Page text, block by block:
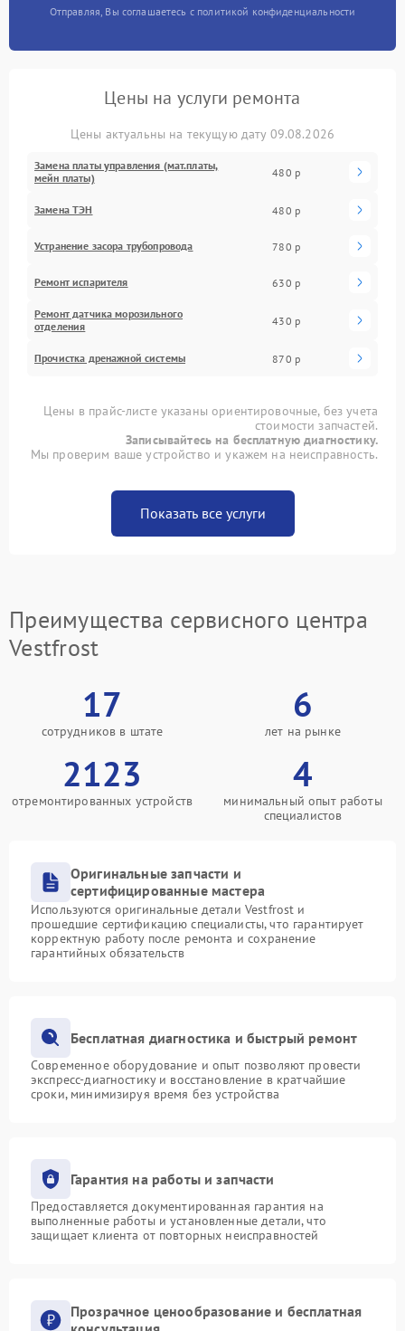
Отправляя, Вы соглашаетесь с политикой конфиденциальности
Цены на услуги ремонта
Цены актуальны на текущую дату 09.08.2026
Замена платы управления (мат.платы,
мейн платы)
480 р
Замена ТЭН 480 р
Устранение засора трубопровода 780 р
Ремонт испарителя 630 р
Ремонт датчика морозильного
отделения
430 р
Прочистка дренажной системы 870 р
Цены в прайс-листе указаны ориентировочные, без учета
стоимости запчастей.
Записывайтесь на бесплатную диагностику.
Мы проверим ваше устройство и укажем на неисправность.
Показать все услуги
Преимущества сервисного центра
Vestfrost
17
сотрудников в штате
6
лет на рынке
2123
отремонтированных устройств
4
минимальный опыт работы
специалистов
Оригинальные запчасти и
сертифицированные мастера
Используются оригинальные детали Vestfrost и
прошедшие сертификацию специалисты, что гарантирует
корректную работу после ремонта и сохранение
гарантийных обязательств
Бесплатная диагностика и быстрый ремонт
Современное оборудование и опыт позволяют провести
экспресс-диагностику и восстановление в кратчайшие
сроки, минимизируя время без устройства
Гарантия на работы и запчасти
Предоставляется документированная гарантия на
выполненные работы и установленные детали, что
защищает клиента от повторных неисправностей
Прозрачное ценообразование и бесплатная